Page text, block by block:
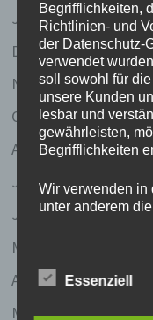
Januar 2008
Dezember 2007
November 2007
Oktober 2007
August 2007
Juli 2007
Juni 2007
Mai 2007
April 2007
März 2007
Begrifflichkeiten,
Richtlinien- und
der Datenschutz-
verwendet
soll sowohl für
unsere Kunden
lesbar und
gewährleisten,
Begrifflichkeiten
Wir verwenden in
unter anderem
a)
Essenziell